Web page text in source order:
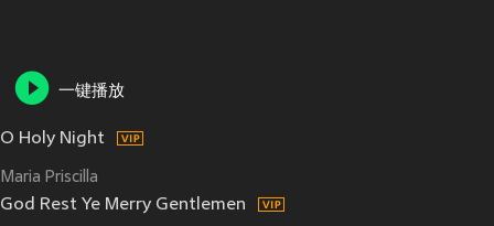
一键播放
O Holy Night
Maria Priscilla
God Rest Ye Merry Gentlemen